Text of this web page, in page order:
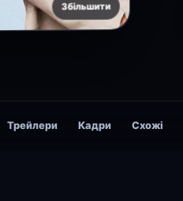
Збільшити
Трейлери Кадри Схожі